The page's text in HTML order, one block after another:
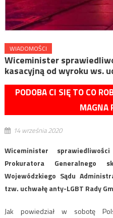
WIADOMOŚCI
Wiceminister
kasacyjną od wyroku ws.
PODOBA CI SIĘ TO CO
MAGNA
14 września 2020
Wiceminister
Prokuratora Generalnego
Wojewódzkiego Sądu
tzw. uchwałę anty-LGBT Rady
Jak powiedział w sobotę